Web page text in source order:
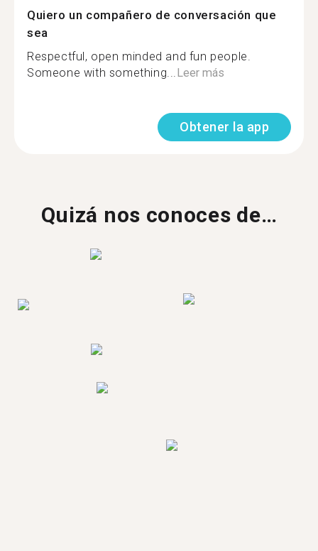
Quiero un compañero de conversación que
sea
Respectful, open minded and fun people.
Someone with something...Leer más
Obtener la app
Quizá nos conoces de…